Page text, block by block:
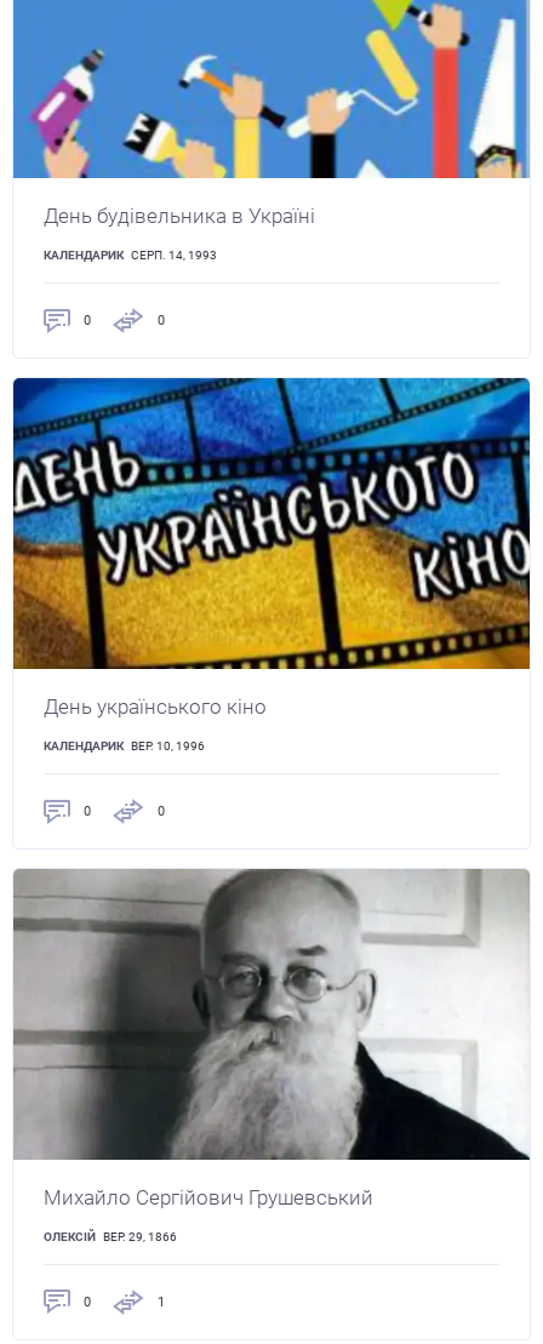
День будівельника в Україні
КАЛЕНДАРИК СЕРП. 14, 1993
0 0
День українського кіно
КАЛЕНДАРИК ВЕР. 10, 1996
0 0
Михайло Сергійович Грушевський
ОЛЕКСІЙ ВЕР. 29, 1866
0 1